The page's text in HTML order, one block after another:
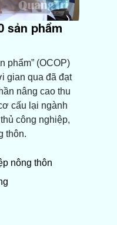
sản phẩm
phẩm” (OCOP)
gian qua đã đạt
nâng cao thu
cấu lại ngành
công nghiệp,
thôn.
nông thôn